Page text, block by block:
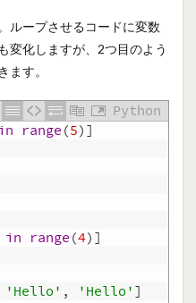
ループさせるコードに変数
変化しますが、2つ目のよう
ます。
Python
range(5)]
in range(4)]
'Hello' , 'Hello']